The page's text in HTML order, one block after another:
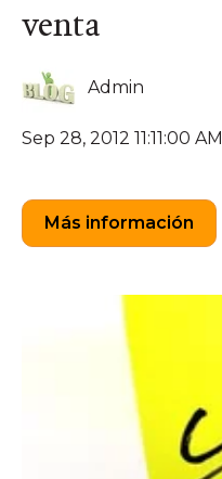
venta
Admin
Sep 28, 2012 11:11:00 AM
Más información